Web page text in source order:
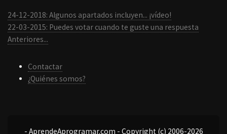
24-12-2018: Algunos apartados incluyen... ¡vídeo!
22-03-2015: Puedes votar cuando te guste una respuesta
Anteriores...
Contactar
¿Quiénes somos?
- AprendeAprogramar.com - Copyright (c) 2006-2026